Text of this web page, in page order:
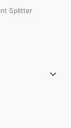
Splitter